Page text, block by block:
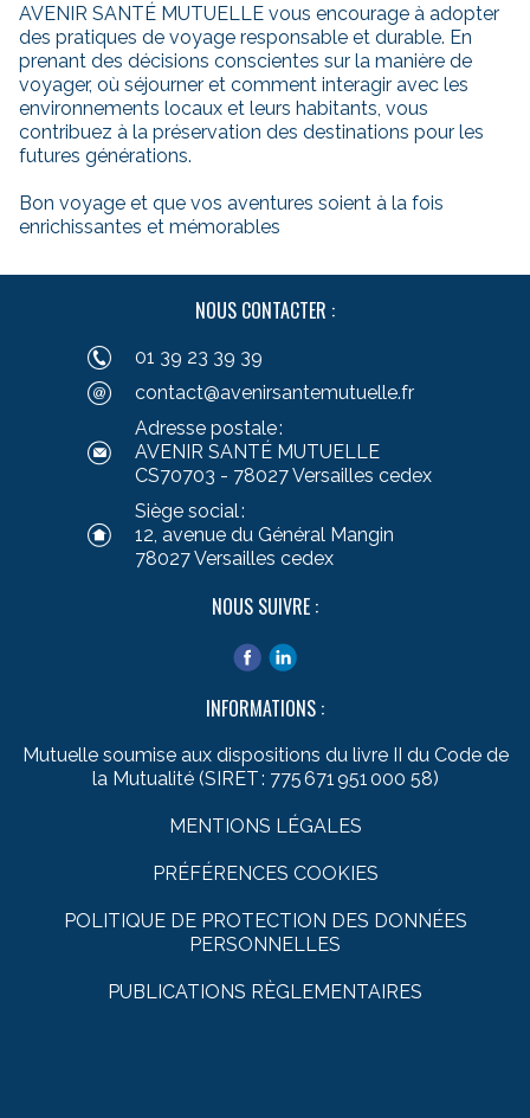
AVENIR SANTÉ MUTUELLE vous encourage à adopter
des pratiques de voyage responsable et durable. En
prenant des décisions conscientes sur la manière de
voyager, où séjourner et comment interagir avec les
environnements locaux et leurs habitants, vous
contribuez à la préservation des destinations pour les
futures générations.
Bon voyage et que vos aventures soient à la fois
enrichissantes et mémorables
NOUS CONTACTER :
01 39 23 39 39
contact@avenirsantemutuelle.fr
Adresse postale :
AVENIR SANTÉ MUTUELLE
CS70703 - 78027 Versailles cedex
Siège social :
12, avenue du Général Mangin
78027 Versailles cedex
NOUS SUIVRE :
INFORMATIONS :
Mutuelle soumise aux dispositions du livre II du Code de
la Mutualité (SIRET : 775 671 951 000 58)
MENTIONS LÉGALES
PRÉFÉRENCES COOKIES
POLITIQUE DE PROTECTION DES DONNÉES
PERSONNELLES
PUBLICATIONS RÈGLEMENTAIRES